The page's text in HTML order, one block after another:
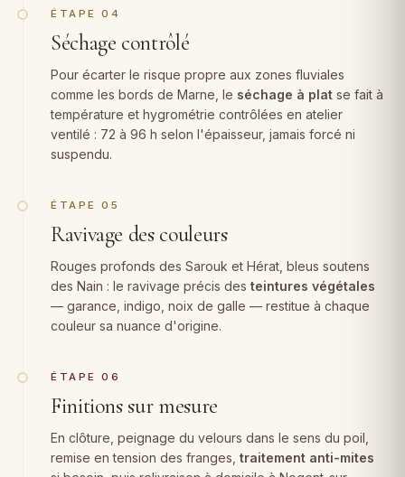
ÉTAPE 04
Séchage contrôlé
Pour écarter le risque propre aux zones fluviales
comme les bords de Marne, le séchage à plat se fait à
température et hygrométrie contrôlées en atelier
ventilé : 72 à 96 h selon l'épaisseur, jamais forcé ni
suspendu.
ÉTAPE 05
Ravivage des couleurs
Rouges profonds des Sarouk et Hérat, bleus soutens
des Nain : le ravivage précis des teintures végétales
— garance, indigo, noix de galle — restitue à chaque
couleur sa nuance d'origine.
ÉTAPE 06
Finitions sur mesure
En clôture, peignage du velours dans le sens du poil,
remise en tension des franges, traitement anti-mites